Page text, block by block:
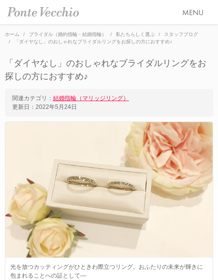
ETERNO FAMILY（エテルノ・ファミリー）
LIMITED COLLECTION（リミテッドコレクション）
WATCH COLLECTION（ウォッチコレクション／時計）
BACI（バチ／一粒ダイヤモンドジュエリー）
EME（エメ／着せ替えネックレス）
SOLOMIO（ソロミオ／イニシャルシリーズ）
AMICHETTI（アミケッティ／アニマルモチーフ）
ANNIVERSARY
PURE 10（ピュアテン）
BIRTHSTONE（バースストーン／誕生石シリーズ）
ブライダル トップ
婚約指輪（エンゲージリング）
幸せのブライダルリング選び
私たちらしく選ぶ 婚約指輪・結婚指輪
Ponte Vecchioのダイヤモンドについて
ブライダルフェア
ブライダルサービス
婚約指輪・結婚指輪よくあるご質問
オーダージュエリー
採用情報
オンラインショップ トップ
ALL
ネックレス
ピアス
イヤーカフ
ホーム ブライダル（婚約指輪・結婚指輪） 私たちらしく選ぶ
スタッフブログ
「ダイヤなし」のおしゃれなブライダルリングをお探しの方におすすめ♪
「ダイヤなし」のおしゃれなブライダルリングをお
探しの方におすすめ♪
関連カテゴリ： 結婚指輪（マリッジリング）
更新日： 2022年5月24日
光を放つカッティングがひときわ際立つリング。おふたりの未来が輝きに
包まれることへの証として―